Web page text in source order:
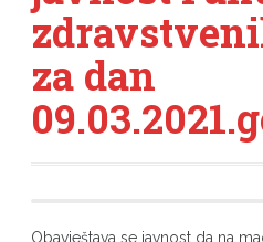
za dan
Obavještava se javnost da na